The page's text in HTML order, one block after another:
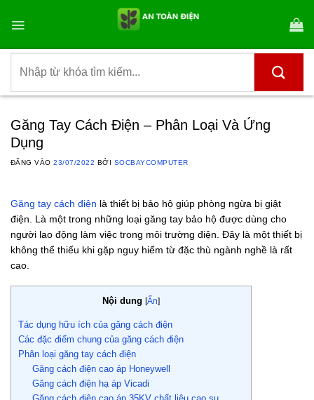
qua
dung
kiếm:
Găng Tay Cách Điện – Phân Loại Và Ứng
Dụng
ĐĂNG VÀO23/07/2022 BỞI SOCBAYCOMPUTER
Găng tay cách điện là thiết bị bảo hộ giúp phòng ngừa bị giật
điện. Là một trong những loại găng tay bảo hộ được dùng cho
người lao động làm việc trong môi trường điện. Đây là một thiết bị
không thể thiếu khi gặp nguy hiểm từ đặc thù ngành nghề là rất
cao.
Nội dung [Ẩn]
Tác dụng hữu ích của găng cách điện
Các đặc điểm chung của găng cách điện
Phân loại găng tay cách điện
Găng cách điện cao áp Honeywell
Găng cách điện hạ áp Vicadi